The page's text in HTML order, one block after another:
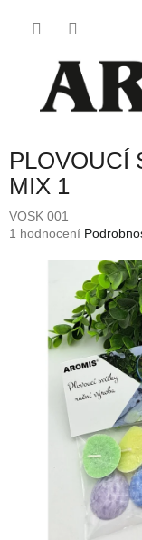
PLOVOUCÍ
MIX 1
VOSK 001
Průměrné
hvězdiček.
1 hodnocení